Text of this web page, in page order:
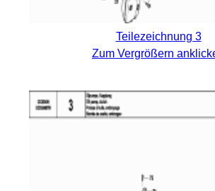
Teilezeichnung 3
Zum Vergrößern